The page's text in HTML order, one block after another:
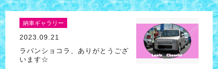
納車ギャラリー
2023.09.21
ラパンショコラ、ありがとうござ
います☆